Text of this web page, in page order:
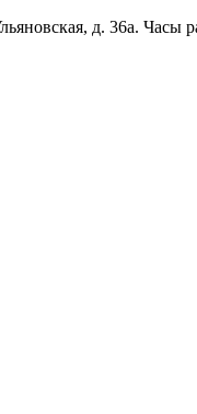
д. 36а. Часы